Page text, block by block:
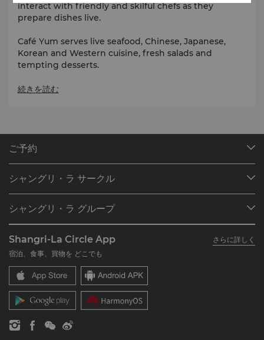
interact with friendly and skilful chefs as they
prepare dishes live.
Café Yum serves live seafood, Chinese, Japanese,
Korean and Western cuisine, fresh salads and
tempting desserts.
続きを読む
ご予約
ご予約の検索
レストラン＆バー
シャングリ・ラ サークル
シャングリ・ラ サークルに入会
よくあるお問合せや質問
SLCに関するお問い合わせ
シャングリ・ラ グループ
シャングリ・ラ ブランド
シャングリ・ラ センター
レジデンス
お問い合わせ
採用情報
企業の社会的責任
ニュース
Shangri-La Circle App
さらに詳しく
宿泊、食事、買物を どこでも